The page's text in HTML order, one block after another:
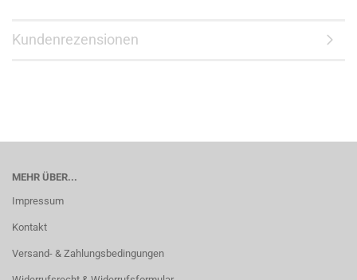
Kundenrezensionen
MEHR ÜBER...
Impressum
Kontakt
Versand- & Zahlungsbedingungen